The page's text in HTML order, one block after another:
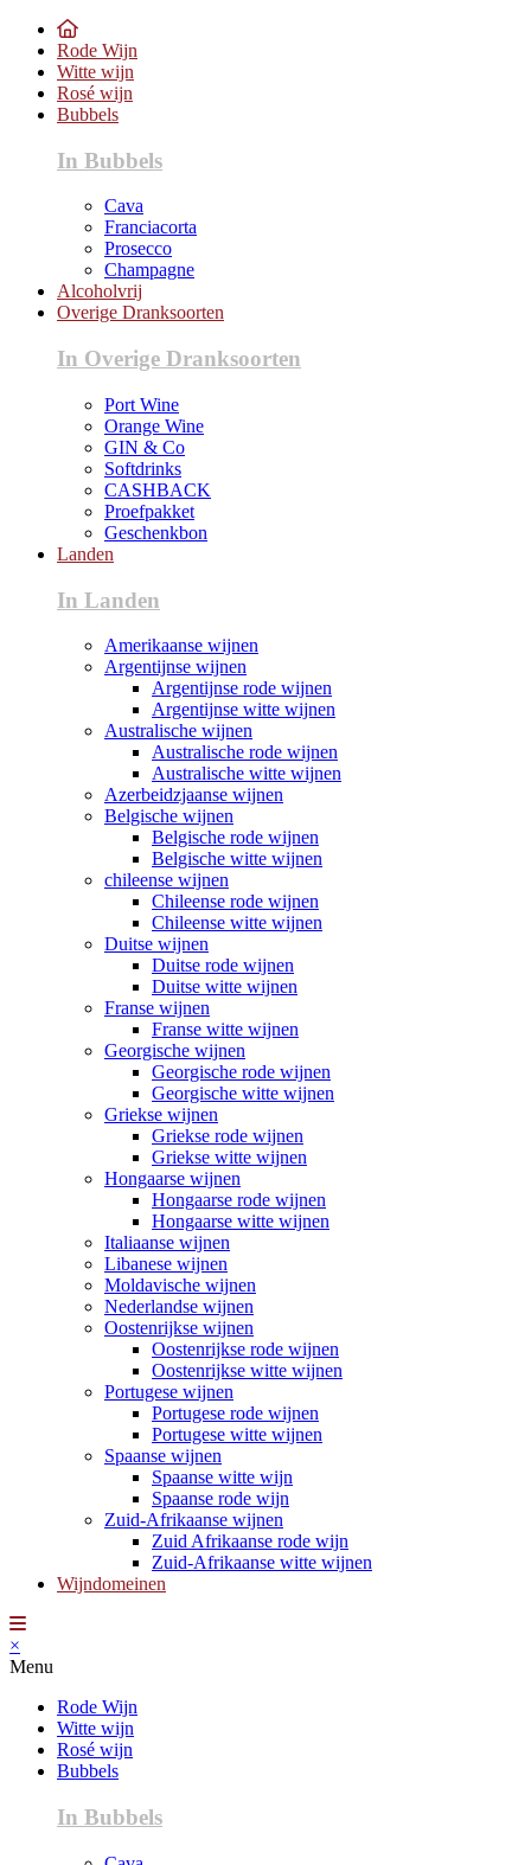
Rode Wijn
Witte wijn
Rosé wijn
Bubbels
In Bubbels
Cava
Franciacorta
Prosecco
Champagne
Alcoholvrij
Overige Dranksoorten
In Overige Dranksoorten
Port Wine
Orange Wine
GIN & Co
Softdrinks
CASHBACK
Proefpakket
Geschenkbon
Landen
In Landen
Amerikaanse wijnen
Argentijnse wijnen
Argentijnse rode wijnen
Argentijnse witte wijnen
Australische wijnen
Australische rode wijnen
Australische witte wijnen
Azerbeidzjaanse wijnen
Belgische wijnen
Belgische rode wijnen
Belgische witte wijnen
chileense wijnen
Chileense rode wijnen
Chileense witte wijnen
Duitse wijnen
Duitse rode wijnen
Duitse witte wijnen
Franse wijnen
Franse witte wijnen
Georgische wijnen
Georgische rode wijnen
Georgische witte wijnen
Griekse wijnen
Griekse rode wijnen
Griekse witte wijnen
Hongaarse wijnen
Hongaarse rode wijnen
Hongaarse witte wijnen
Italiaanse wijnen
Libanese wijnen
Moldavische wijnen
Nederlandse wijnen
Oostenrijkse wijnen
Oostenrijkse rode wijnen
Oostenrijkse witte wijnen
Portugese wijnen
Portugese rode wijnen
Portugese witte wijnen
Spaanse wijnen
Spaanse witte wijn
Spaanse rode wijn
Zuid-Afrikaanse wijnen
Zuid Afrikaanse rode wijn
Zuid-Afrikaanse witte wijnen
Wijndomeinen
×
Menu
Rode Wijn
Witte wijn
Rosé wijn
Bubbels
In Bubbels